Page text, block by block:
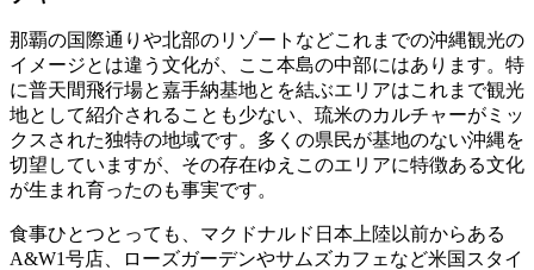
那覇の国際通りや北部のリゾートなどこれまでの沖縄観光の
イメージとは違う文化が、ここ本島の中部にはあります。特
に普天間飛行場と嘉手納基地とを結ぶエリアはこれまで観光
地として紹介されることも少ない、琉米のカルチャーがミッ
クスされた独特の地域です。多くの県民が基地のない沖縄を
切望していますが、その存在ゆえこのエリアに特徴ある文化
が生まれ育ったのも事実です。
食事ひとつとっても、マクドナルド日本上陸以前からある
A&W1号店、ローズガーデンやサムズカフェなど米国スタイ